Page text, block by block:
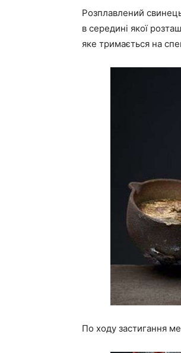
Розплавлений
в середині якої
яке тримається на
По ходу застигання